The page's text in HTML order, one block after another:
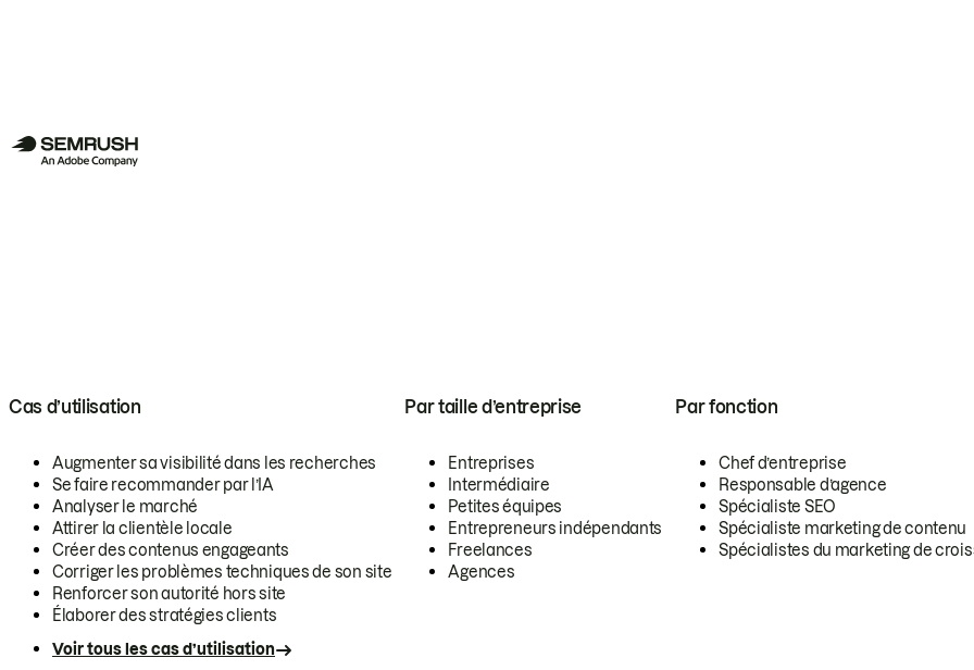
Cas d’utilisation
Augmenter sa visibilité dans les recherches
Se faire recommander par l’IA
Analyser le marché
Attirer la clientèle locale
Créer des contenus engageants
Corriger les problèmes techniques de son site
Renforcer son autorité hors site
Élaborer des stratégies clients
Voir tous les cas d’utilisation
Par taille d’entreprise
Entreprises
Intermédiaire
Petites équipes
Entrepreneurs indépendants
Freelances
Agences
Par fonction
Chef d’entreprise
Responsable d’agence
Spécialiste SEO
Spécialiste marketing de contenu
Spécialistes du marketing de